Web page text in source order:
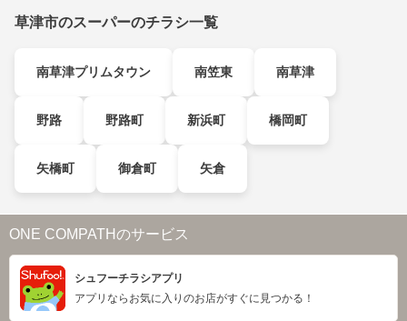
草津市のスーパーのチラシ一覧
南草津プリムタウン 南笠東 南草津
野路 野路町 新浜町 橋岡町
矢橋町 御倉町 矢倉
ONE COMPATHのサービス
シュフーチラシアプリ
アプリならお気に入りのお店がすぐに見つかる！